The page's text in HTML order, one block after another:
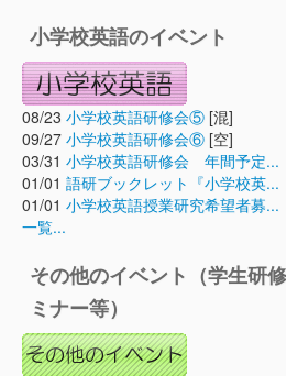
小学校英語のイベント
08/23 小学校英語研修会⑤ [混]
09/27 小学校英語研修会⑥ [空]
03/31 小学校英語研修会 年間予定...
01/01 語研ブックレット『小学校英...
01/01 小学校英語授業研究希望者募...
一覧...
その他のイベント（学生研
ミナー等）